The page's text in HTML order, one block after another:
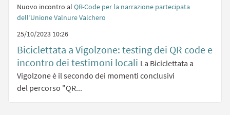
Nuovo incontro al QR-Code per la narrazione partecipata
dell’Unione Valnure Valchero
25/10/2023 10:26
Biciclettata a Vigolzone: testing dei QR code e
incontro dei testimoni locali La Biciclettata a
Vigolzone è il secondo dei momenti conclusivi
del percorso "QR...